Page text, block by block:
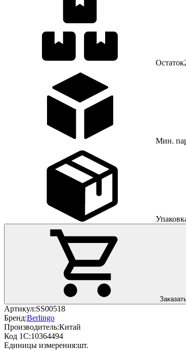
Остаток
Мин.
Артикул:SS00518
Бренд:Berlingo
Производитель:Китай
Код 1С:10364494
Единицы измерения:шт.